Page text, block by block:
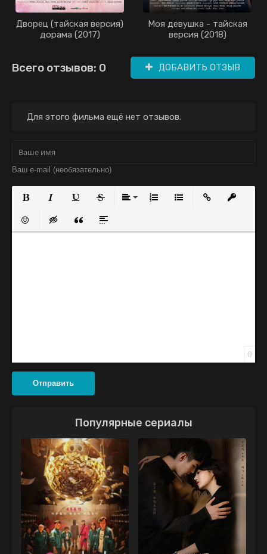
Дворец (тайская версия)
дорама (2017)
Моя девушка - тайская
версия (2018)
Всего отзывов: 0 ДОБАВИТЬ ОТЗЫВ
Для этого фильма ещё нет отзывов.
Вставить смайлик
Вставка скрытого текста
Вставка цитаты
Вставка спойлера
0
Отправить
Популярные сериалы